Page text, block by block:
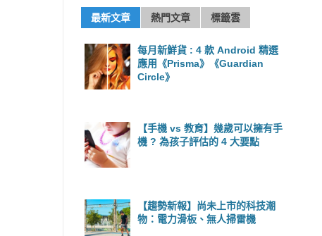
最新文章 熱門文章 標籤雲
每月新鮮貨 : 4 款 Android 精選
應用《Prisma》《Guardian
Circle》
【手機 vs 教育】幾歲可以擁有手
機 ? 為孩子評估的 4 大要點
【趨勢新報】尚未上市的科技潮
物：電力滑板、無人掃雷機